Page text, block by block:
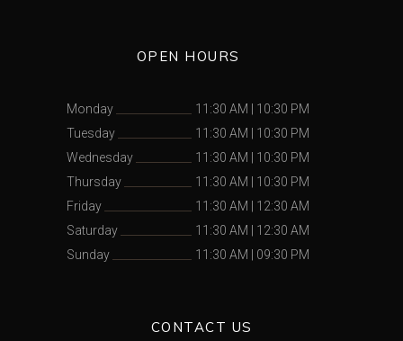
OPEN HOURS
Monday 11:30 AM
10:30 PM
Tuesday
11:30 AM
10:30 PM
Wednesday
11:30 AM
10:30 PM
Thursday
11:30 AM
10:30 PM
Friday
11:30 AM
12:30 AM
Saturday
11:30 AM
12:30 AM
Sunday
11:30 AM 09:30 PM
CONTACT US